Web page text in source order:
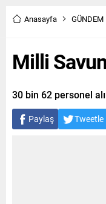
Anasayfa GÜNDEM
Milli
30 bin 62 personel
Paylaş Tweetle